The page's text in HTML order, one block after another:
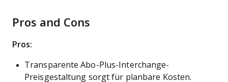
Pros and Cons
Pros:
Transparente Abo-Plus-Interchange-
Preisgestaltung sorgt für planbare Kosten.